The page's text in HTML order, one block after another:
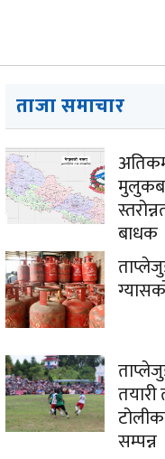
ताजा समाचार
बाधक
सम्पन्न